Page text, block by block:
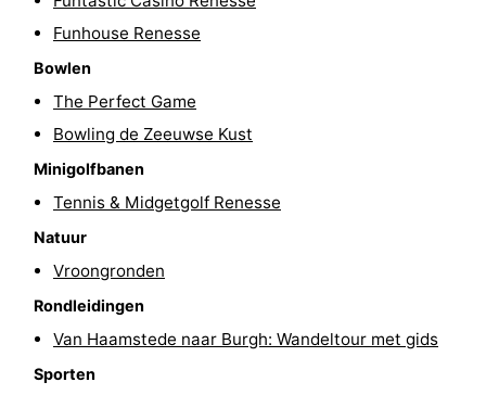
Hof
van
Haamstede
Last
minutes
Strand
Zien
Bezienswaardigheden
Musea
Monumenten
Kerken
Funhouse Renesse
Bowlen
The Perfect Game
Bowling de Zeeuwse Kust
Minigolfbanen
Tennis & Midgetgolf Renesse
Natuur
Vroongronden
Rondleidingen
Van Haamstede naar Burgh: Wandeltour met gids
Sporten